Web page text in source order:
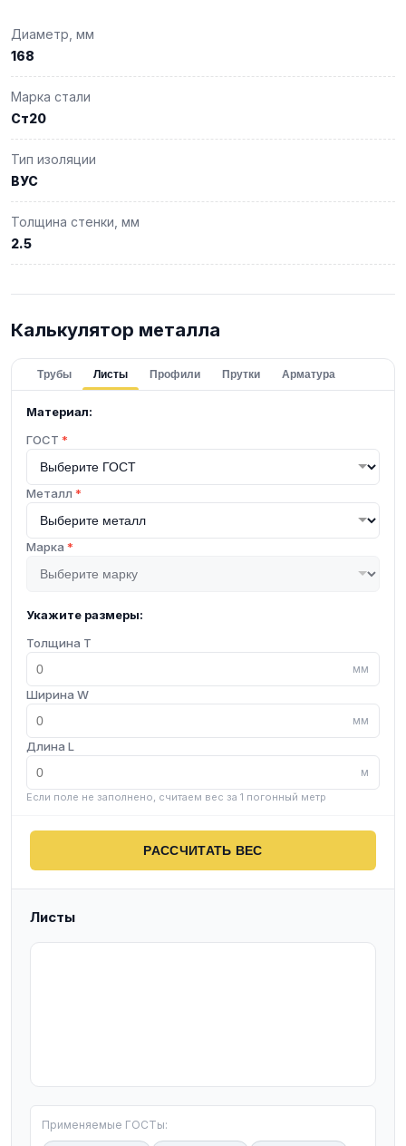
Диаметр, мм
168
Марка стали
Ст20
Тип изоляции
ВУС
Толщина стенки, мм
2.5
Калькулятор металла
Трубы Листы Профили Прутки Арматура
Материал:
ГОСТ *
Металл *
Марка *
Укажите размеры:
Толщина T
мм
Ширина W
мм
Длина L
м
Если поле не заполнено, считаем вес за 1 погонный метр
РАССЧИТАТЬ ВЕС
Листы
Применяемые ГОСТы: